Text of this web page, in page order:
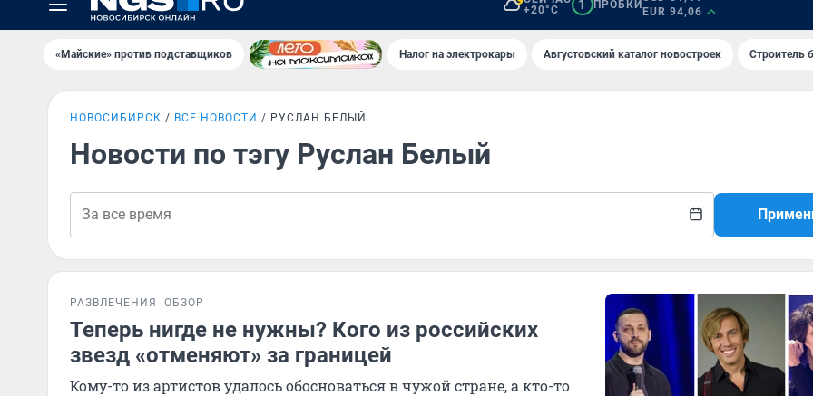
+20°C
1 ПРОБКИ
EUR 94,06
«Майские» против подставщиков Налог на электрокары Августовский каталог новостроек Строитель
НОВОСИБИРСК ВСЕ НОВОСТИ РУСЛАН БЕЛЫЙ
Новости по тэгу Руслан Белый
РАЗВЛЕЧЕНИЯ ОБЗОР
Теперь нигде не нужны? Кого из российских
звезд «отменяют» за границей
Кому-то из артистов удалось обосноваться в чужой стране, а кто-то